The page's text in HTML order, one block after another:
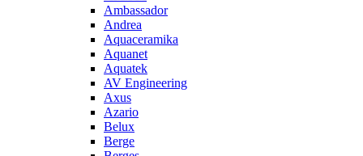
Ambassador
Andrea
Aquaceramika
Aquanet
Aquatek
AV Engineering
Axus
Azario
Belux
Berge